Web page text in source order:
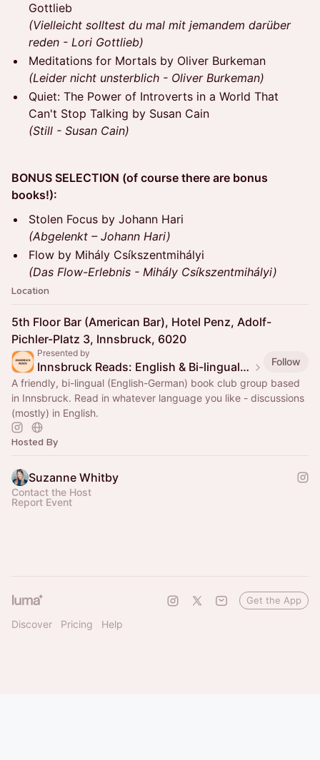
Gottlieb
(Vielleicht solltest du mal mit jemandem darüber
reden - Lori Gottlieb)
Meditations for Mortals by Oliver Burkeman
(Leider nicht unsterblich - Oliver Burkeman)
Quiet: The Power of Introverts in a World That
Can't Stop Talking by Susan Cain
(Still - Susan Cain)
BONUS SELECTION (of course there are bonus
books!):
Stolen Focus by Johann Hari
(Abgelenkt – Johann Hari)
Flow by Mihály Csíkszentmihályi
(Das Flow-Erlebnis - Mihály Csíkszentmihályi)
Location
5th Floor Bar (American Bar), Hotel Penz, Adolf-
Pichler-Platz 3, Innsbruck, 6020
Presented by
Innsbruck Reads: English & Bi-lingual Book Club in Innsbruck
Follow
A friendly, bi-lingual (English-German) book club group based
in Innsbruck. Read in whatever language you like - discussions
(mostly) in English.
Hosted By
Suzanne Whitby
Contact the Host
Report Event
Discover Pricing Help
Get the App